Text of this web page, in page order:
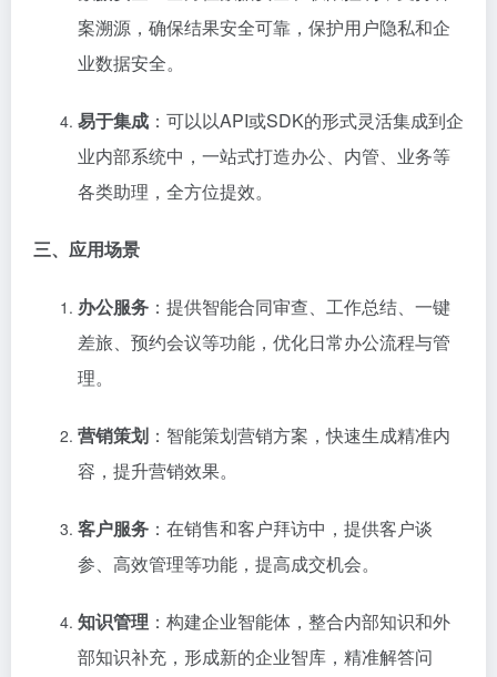
案溯源，确保结果安全可靠，保护用户隐私和企
业数据安全。
易于集成 ：可以以API或SDK的形式灵活集成到企
业内部系统中，一站式打造办公、内管、业务等
各类助理，全方位提效。
三、应用场景
办公服务 ：提供智能合同审查、工作总结、一键
差旅、预约会议等功能，优化日常办公流程与管
理。
营销策划 ：智能策划营销方案，快速生成精准内
容，提升营销效果。
客户服务 ：在销售和客户拜访中，提供客户谈
参、高效管理等功能，提高成交机会。
知识管理 ：构建企业智能体，整合内部知识和外
部知识补充，形成新的企业智库，精准解答问